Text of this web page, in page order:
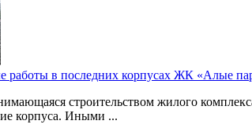
работы в последних корпусах ЖК «Алые
строительством жилого
корпуса. Иными ...